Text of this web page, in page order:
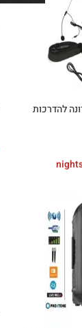
להדרכות